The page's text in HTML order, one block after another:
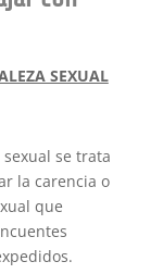
SEXUAL
se trata
la carencia o
que